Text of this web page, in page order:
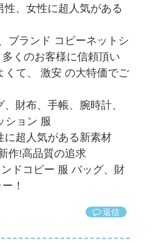
、女性に超人気がある
ブランド コピーネットシ
くのお客様に信頼頂い
くて、 激安 の大特価でご
財布、手帳、腕時計、
ション 服
超人気がある新素材
作!高品質の追求
ドコピー 服 バッグ、財
！
返信